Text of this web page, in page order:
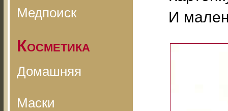
Медпоиск
Косметика
Домашняя
Маски
И